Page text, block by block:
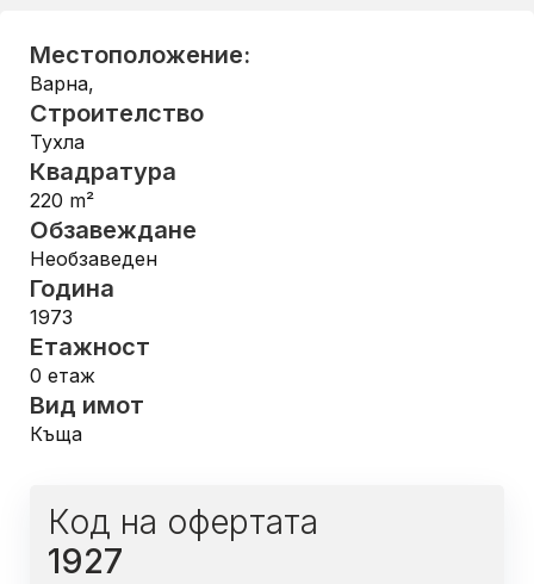
Местоположение:
Варна,
Строителство
Тухла
Квадратура
220 m²
Обзавеждане
Необзаведен
Година
1973
Етажност
0 етаж
Вид имот
Къща
Код на офертата
1927